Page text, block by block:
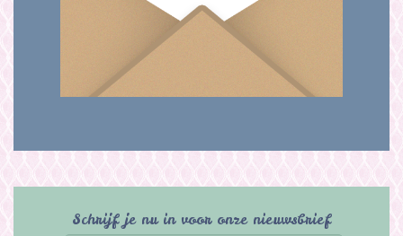
Schrijf je nu in voor onze nieuwsbrief